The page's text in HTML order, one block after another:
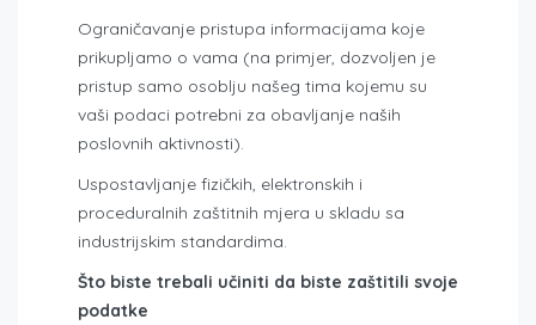
Ograničavanje pristupa informacijama koje
prikupljamo o vama (na primjer, dozvoljen je
pristup samo osoblju našeg tima kojemu su
vaši podaci potrebni za obavljanje naših
poslovnih aktivnosti).
Uspostavljanje fizičkih, elektronskih i
proceduralnih zaštitnih mjera u skladu sa
industrijskim standardima.
Što biste trebali učiniti da biste zaštitili svoje
podatke